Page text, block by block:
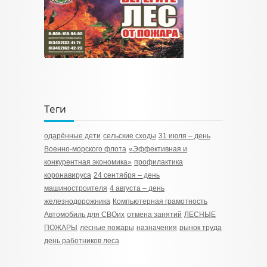
Теги
одарённые дети сельские сходы 31 июля – день
Военно-морского флота «Эффективная и
конкурентная экономика» профилактика
коронавируса 24 сентября – день
машиностроителя 4 августа – день
железнодорожника Компьютерная грамотность
Автомобиль для СВОих отмена занятий ЛЕСНЫЕ
ПОЖАРЫ лесные пожары назначения рынок труда
день работников леса